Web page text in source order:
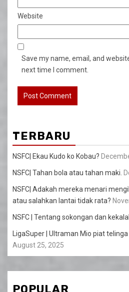
Website
Save my name, email, and
next time I comment.
TERBARU
NSFC| Ekau Kudo ko Kobau?
NSFC| Tahan bola atau tahan maki.
NSFC| Adakah mereka menari
atau salahkan lantai tidak rata?
NSFC | Tentang sokongan dan
LigaSuper | Ultraman Mio piat
August 25, 2025